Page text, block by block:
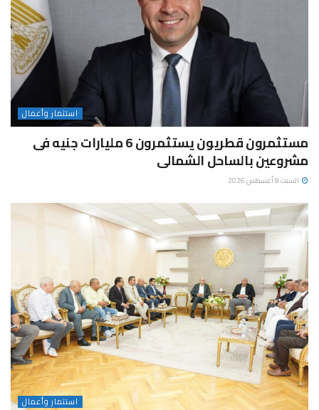
استثمار وأعمال
مستثمرون قطريون يستثمرون 6 مليارات جنيه فى
مشروعين بالساحل الشمالى
السبت 8 أغسطس 2026
استثمار وأعمال